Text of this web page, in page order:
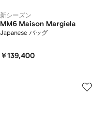
新シーズン
MM6 Maison Margiela
Japanese バッグ
￥139,400